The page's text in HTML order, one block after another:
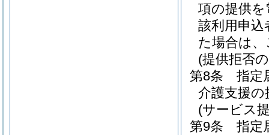
項の提供
該利用申
た場合は
(提供拒否
第8条
指定
介護支援
(サービス
第9条
指定